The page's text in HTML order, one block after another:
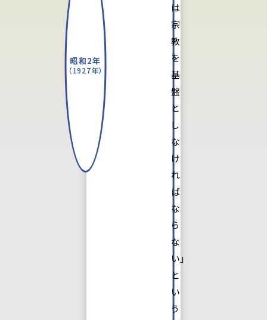
昭和2年
（1927年）
は
宗
教
を
基
盤
と
し
な
け
れ
ば
な
ら
な
い」
と
い
う